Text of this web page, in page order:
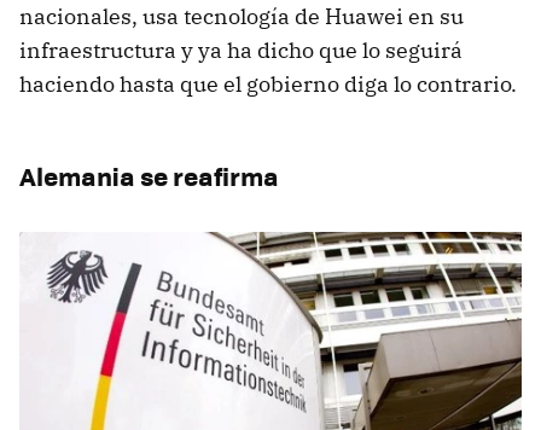
nacionales, usa tecnología de Huawei en su
infraestructura y ya ha dicho que lo seguirá
haciendo hasta que el gobierno diga lo contrario.
Alemania se reafirma